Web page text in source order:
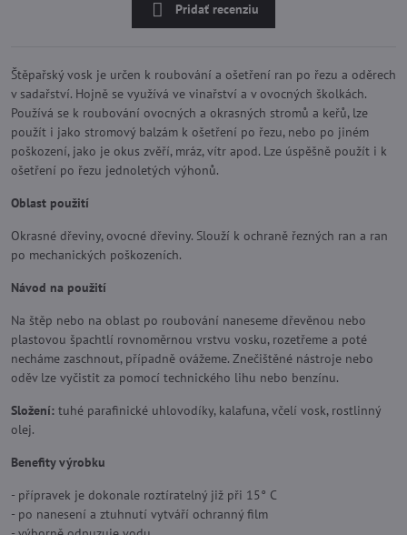
Pridať recenziu
Štěpařský vosk je určen k roubování a ošetření ran po řezu a oděrech
v sadařství. Hojně se využívá ve vinařství a v ovocných školkách.
Používá se k roubování ovocných a okrasných stromů a keřů, lze
použít i jako stromový balzám k ošetření po řezu, nebo po jiném
poškození, jako je okus zvěří, mráz, vítr apod. Lze úspěšně použít i k
ošetření po řezu jednoletých výhonů.
Oblast použití
Okrasné dřeviny, ovocné dřeviny. Slouží k ochraně řezných ran a ran
po mechanických poškozeních.
Návod na použití
Na štěp nebo na oblast po roubování naneseme dřevěnou nebo
plastovou špachtlí rovnoměrnou vrstvu vosku, rozetřeme a poté
necháme zaschnout, případně ovážeme. Znečištěné nástroje nebo
oděv lze vyčistit za pomocí technického lihu nebo benzínu.
Složení: tuhé parafinické uhlovodíky, kalafuna, včelí vosk, rostlinný
olej.
Benefity výrobku
- přípravek je dokonale roztíratelný již při 15° C
- po nanesení a ztuhnutí vytváří ochranný film